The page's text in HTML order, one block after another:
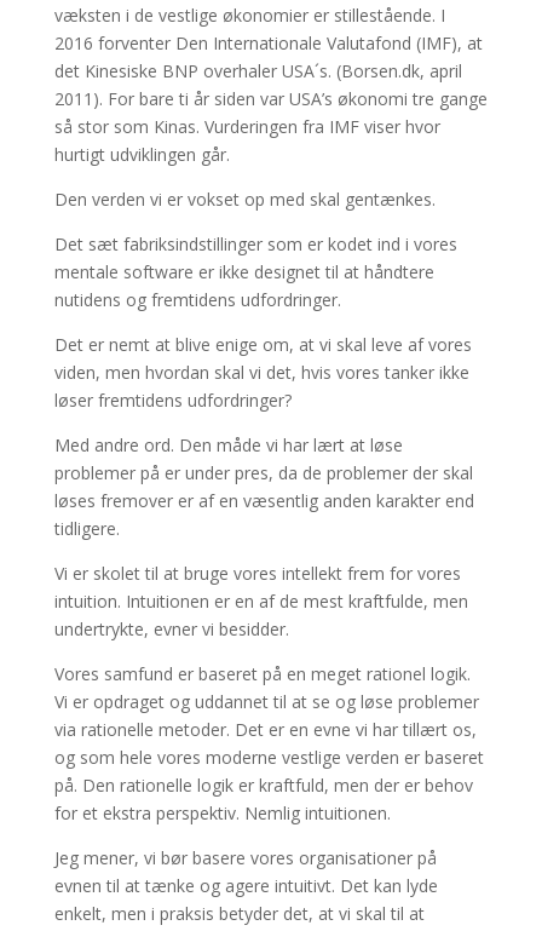
væksten i de vestlige økonomier er stillestående. I
2016 forventer Den Internationale Valutafond (IMF), at
det Kinesiske BNP overhaler USA´s. (Borsen.dk, april
2011). For bare ti år siden var USA’s økonomi tre gange
så stor som Kinas. Vurderingen fra IMF viser hvor
hurtigt udviklingen går.
Den verden vi er vokset op med skal gentænkes.
Det sæt fabriksindstillinger som er kodet ind i vores
mentale software er ikke designet til at håndtere
nutidens og fremtidens udfordringer.
Det er nemt at blive enige om, at vi skal leve af vores
viden, men hvordan skal vi det, hvis vores tanker ikke
løser fremtidens udfordringer?
Med andre ord. Den måde vi har lært at løse
problemer på er under pres, da de problemer der skal
løses fremover er af en væsentlig anden karakter end
tidligere.
Vi er skolet til at bruge vores intellekt frem for vores
intuition. Intuitionen er en af de mest kraftfulde, men
undertrykte, evner vi besidder.
Vores samfund er baseret på en meget rationel logik.
Vi er opdraget og uddannet til at se og løse problemer
via rationelle metoder. Det er en evne vi har tillært os,
og som hele vores moderne vestlige verden er baseret
på. Den rationelle logik er kraftfuld, men der er behov
for et ekstra perspektiv. Nemlig intuitionen.
Jeg mener, vi bør basere vores organisationer på
evnen til at tænke og agere intuitivt. Det kan lyde
enkelt, men i praksis betyder det, at vi skal til at